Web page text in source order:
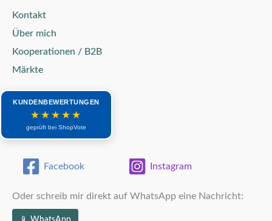
Kontakt
Über mich
Kooperationen / B2B
Märkte
KUNDENBEWERTUNGEN
★★★★★
geprüft bei ShopVote
Facebook Instagram
Oder schreib mir direkt auf WhatsApp eine Nachricht: